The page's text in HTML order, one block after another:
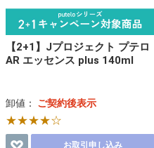
【2+1】Jプロジェクト プテロ
AR エッセンス plus 140ml
卸値： ご契約後表示
★★★★☆
お取引申し込み